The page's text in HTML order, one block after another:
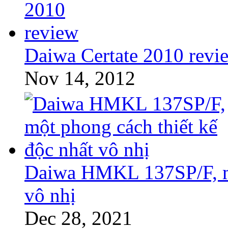
Daiwa Certate 2010
Nov 14, 2012
Daiwa HMKL 137SP/F,
vô nhị
Dec 28, 2021